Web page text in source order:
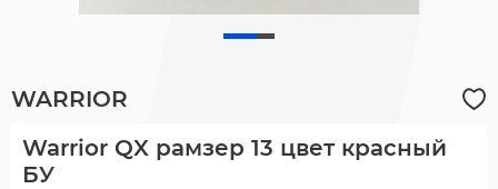
WARRIOR
Warrior QX рамзер 13 цвет красный
БУ